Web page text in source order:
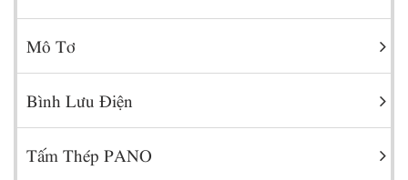
Mô Tơ
Bình Lưu Điện
Tấm Thép PANO